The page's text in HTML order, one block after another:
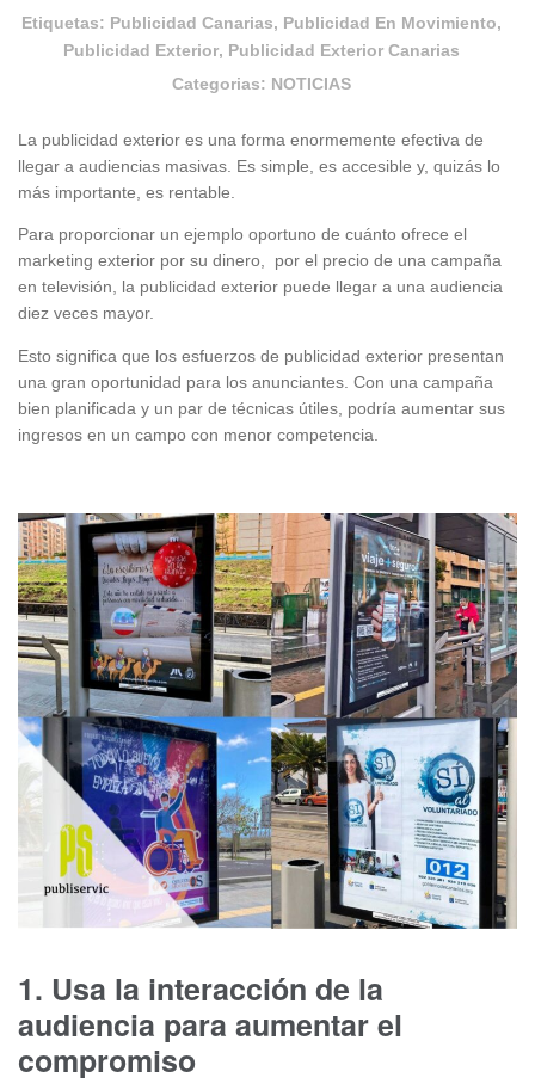
Etiquetas: Publicidad Canarias, Publicidad En Movimiento,
Publicidad Exterior, Publicidad Exterior Canarias
Categorias: NOTICIAS
La publicidad exterior es una forma enormemente efectiva de
llegar a audiencias masivas. Es simple, es accesible y, quizás lo
más importante, es rentable.
Para proporcionar un ejemplo oportuno de cuánto ofrece el
marketing exterior por su dinero, por el precio de una campaña
en televisión, la publicidad exterior puede llegar a una audiencia
diez veces mayor.
Esto significa que los esfuerzos de publicidad exterior presentan
una gran oportunidad para los anunciantes. Con una campaña
bien planificada y un par de técnicas útiles, podría aumentar sus
ingresos en un campo con menor competencia.
1. Usa la interacción de la
audiencia para aumentar el
compromiso